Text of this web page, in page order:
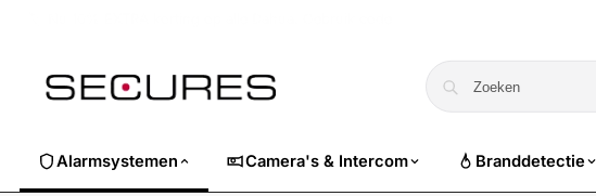
Alarmsystemen Camera's & Intercom Branddetectie